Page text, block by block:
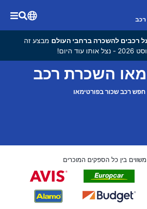
מבצע זה
השכרת רכב
חפש רכב שכור בפורטימאו
משווים בין כל הספקים המוכרים